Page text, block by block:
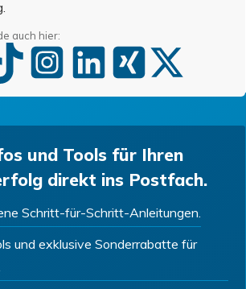
auch hier:
und Tools für Ihren
direkt ins Postfach.
Schritt-für-Schritt-Anleitungen.
und exklusive Sonderrabatte für